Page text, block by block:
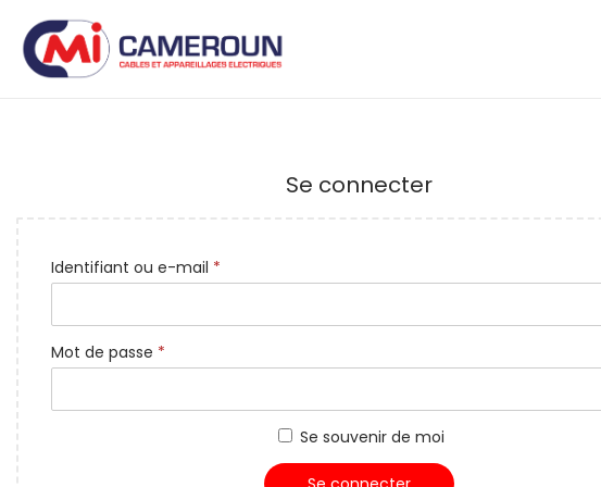
Se connecter
Identifiant ou e-mail *
Mot de passe *
Se souvenir de moi